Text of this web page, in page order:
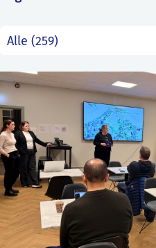
PRESSE ENGLISH